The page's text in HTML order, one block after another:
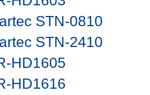
STN-0810
STN-2410
HD1605
HD1616